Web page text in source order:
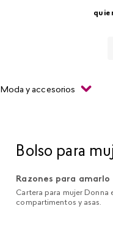
Moda y accesorios
Bolso para
Razones para amarlo
Cartera para mujer Donna
compartimentos y asas.